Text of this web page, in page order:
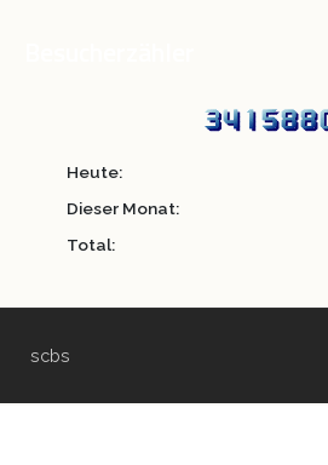
Heute:
Dieser Monat:
Total:
scbs